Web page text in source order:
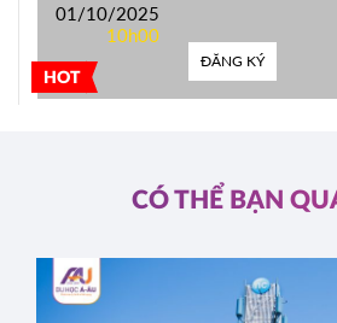
HOT
01/10/2025
10h00
ĐĂNG KÝ
CÓ THỂ BẠN